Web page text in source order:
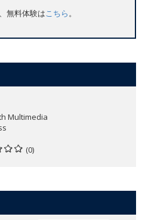
無料体験はこちら。
Multimedia
(0)